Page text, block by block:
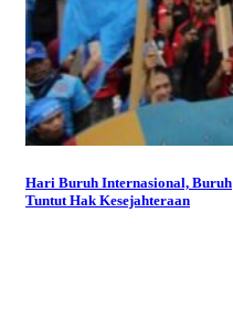
Hari Buruh Internasional, Buruh
Tuntut Hak Kesejahteraan